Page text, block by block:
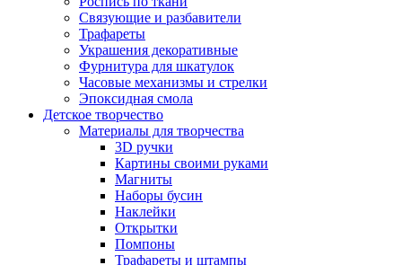
Связующие и разбавители
Трафареты
Украшения декоративные
Фурнитура для шкатулок
Часовые механизмы и стрелки
Эпоксидная смола
Детское творчество
Материалы для творчества
3D ручки
Картины своими руками
Магниты
Наборы бусин
Наклейки
Открытки
Помпоны
Трафареты и штампы